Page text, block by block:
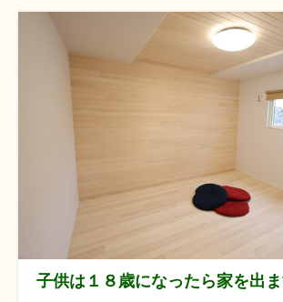
子供は１８歳になったら家を出ま